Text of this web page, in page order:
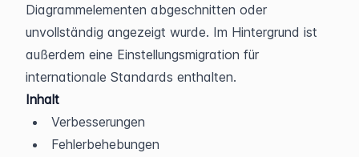
Diagrammelementen abgeschnitten oder
unvollständig angezeigt wurde. Im Hintergrund ist
außerdem eine Einstellungsmigration für
internationale Standards enthalten.
Inhalt
Verbesserungen
Fehlerbehebungen